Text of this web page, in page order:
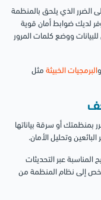
الضرر الذي يلحق بالمنظمة
لديك ضوابط أمان قوية
ووضع كلمات المرور
البرمجيات الخبيثة مثل
بمنظمتك أو سرقة بياناتها
وتحليل الأمان.
المناسبة عبر التحديثات
شخص إلى نظام المنظمة من